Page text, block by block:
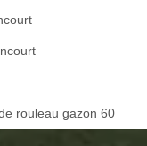
rouleau gazon 60